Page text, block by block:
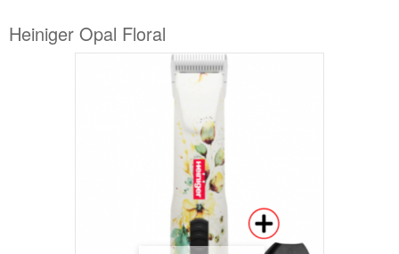
Heiniger Opal Floral